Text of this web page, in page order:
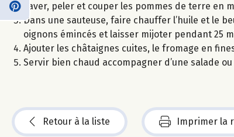
Laver, peler et couper les pommes de terre en
Dans une sauteuse, faire chauffer l’huile et le
oignons émincés et laisser mijoter pendant 25
Ajouter les châtaignes cuites, le fromage en
Servir bien chaud accompagner d’une salade
Retour à la liste Imprimer la